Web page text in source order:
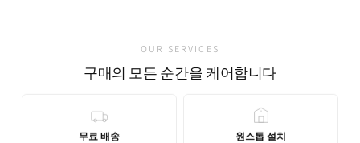
OUR SERVICES
구매의 모든 순간을 케어합니다
무료 배송 원스톱 설치